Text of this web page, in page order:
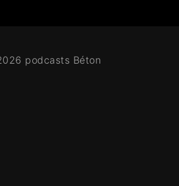
podcasts Béton